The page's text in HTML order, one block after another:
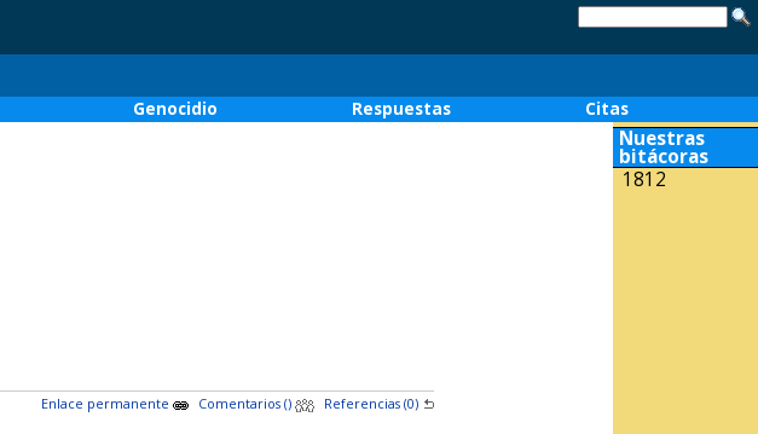
Genocidio Respuestas
Citas
Enlace permanente Comentarios () Referencias (0)
Nuestras
bitácoras
1812